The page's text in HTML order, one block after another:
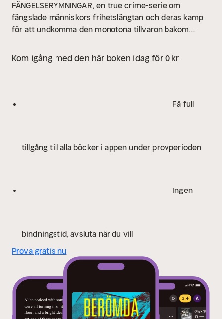
FÄNGELSERYMNINGAR, en true crime-serie om
fängslade människors frihetslängtan och deras kamp
för att undkomma den monotona tillvaron bakom
Kom igång med den här boken idag för 0 kr
Få full
tillgång till alla böcker i appen under provperioden
Ingen
bindningstid, avsluta när du vill
Prova gratis nu